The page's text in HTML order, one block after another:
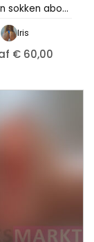
Gedragen sokken abonnement – Iris
Iris
€ 60,00